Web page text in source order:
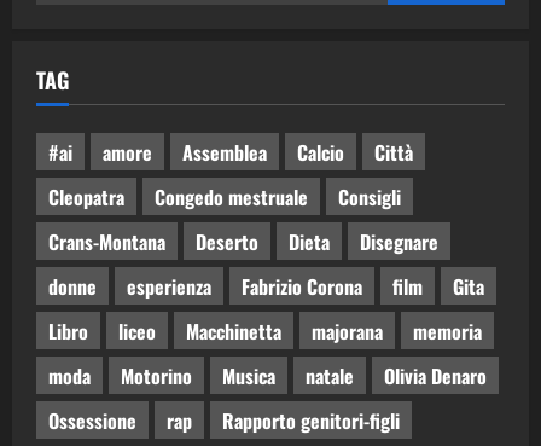
TAG
#ai amore Assemblea Calcio
Città
Cleopatra
Congedo mestruale
Consigli
Crans-Montana
Deserto Dieta
Disegnare
donne
esperienza Fabrizio Corona film
Gita
Libro
liceo Macchinetta majorana
memoria
moda
Motorino Musica natale
Olivia Denaro
Ossessione
rap Rapporto genitori-figli